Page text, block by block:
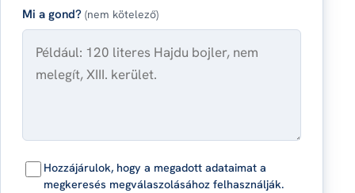
Mi a gond?(nem kötelező)
Hozzájárulok, hogy a megadott adataimat a
megkeresés megválaszolásához felhasználják.